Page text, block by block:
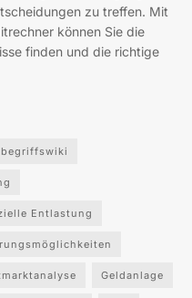
zu treffen. Mit
können Sie die
finden und die richtige
begriffswiki
Entlastung
Geldanlage